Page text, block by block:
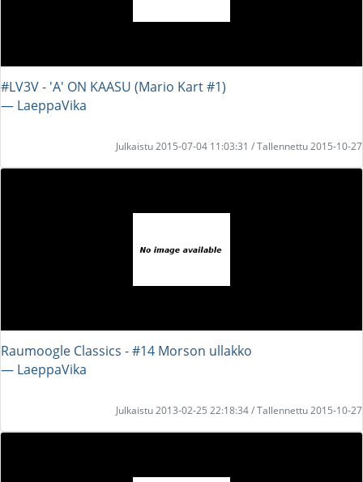
#LV3V - 'A' ON KAASU (Mario Kart #1)
― LaeppaVika
Julkaistu 2015-07-04 11:03:31 / Tallennettu 2015-10-27
Raumoogle Classics - #14 Morson ullakko
― LaeppaVika
Julkaistu 2013-02-25 22:18:34 / Tallennettu 2015-10-27